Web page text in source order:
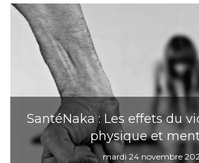
SantéNaka : Les effets du
physique et
mardi 24 novembre